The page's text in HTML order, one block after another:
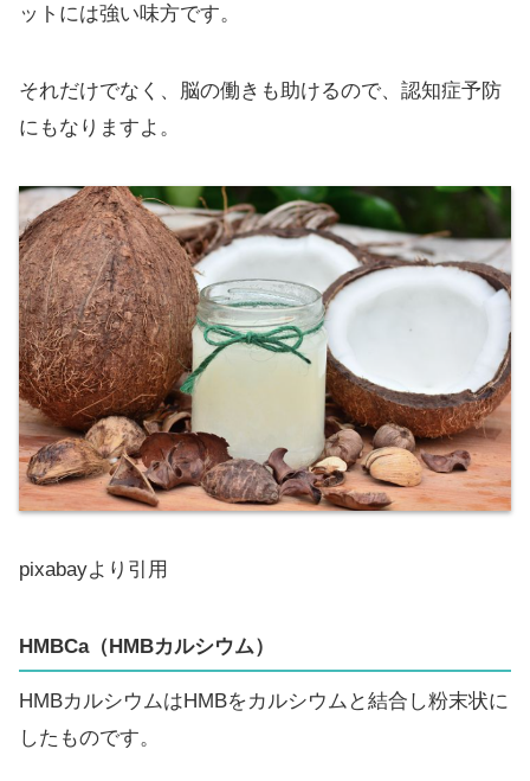
ットには強い味方です。
それだけでなく、脳の働きも助けるので、認知症予防
にもなりますよ。
pixabayより引用
HMBCa（HMBカルシウム）
HMBカルシウムはHMBをカルシウムと結合し粉末状に
したものです。